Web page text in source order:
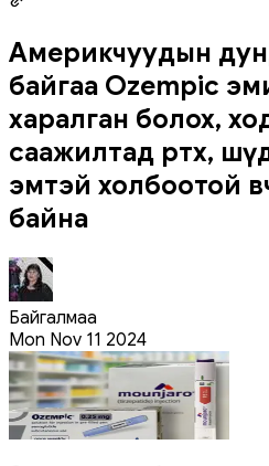
Америкчуудын
байгаа Ozempic
харалган болох,
саажилтад өртөх,
эмтэй холбоотой
байна
Байгалмаа
Mon Nov 11 2024